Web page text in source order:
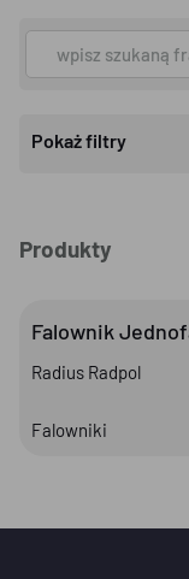
Pokaż filtry
Produkty
Falownik
Radius Radpol
Falowniki
moje